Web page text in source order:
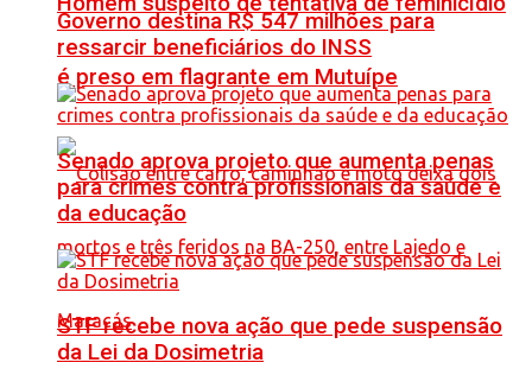
é preso em flagrante em Mutuípe
Governo destina R$ 547 milhões para
ressarcir beneficiários do INSS
Senado aprova projeto que aumenta penas
para crimes contra profissionais da saúde e
da educação
STF recebe nova ação que pede suspensão
da Lei da Dosimetria